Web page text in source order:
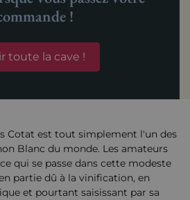
!
toute la cave !
Cotat est tout simplement l'un des
Blanc du monde. Les amateurs
qui se passe dans cette modeste
partie dû à la vinification, en
et pourtant saisissant par sa